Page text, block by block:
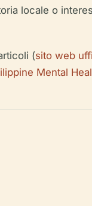
locale o
(sito web
Mental